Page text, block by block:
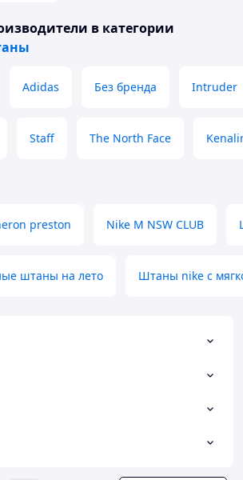
в категории
Adidas Без бренда Intruder
Staff The North Face
preston Nike M NSW CLUB
штаны на лето Штаны nike с